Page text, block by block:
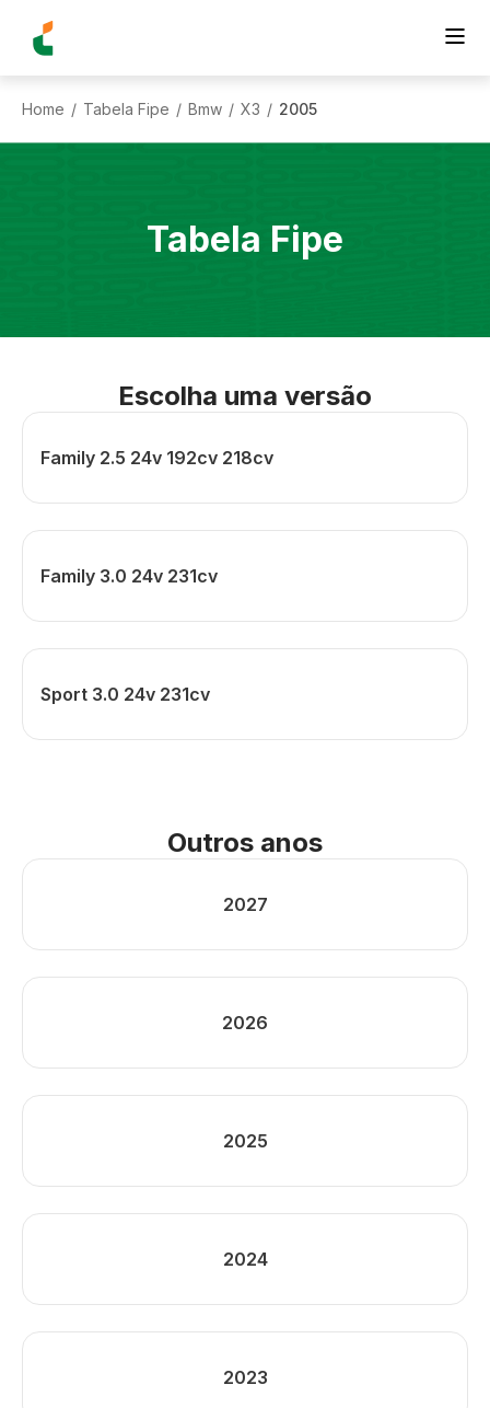
Home / Tabela Fipe / Bmw / X3 / 2005
Tabela Fipe
Escolha uma versão
Family 2.5 24v 192cv 218cv
Family 3.0 24v 231cv
Sport 3.0 24v 231cv
Outros anos
2027
2026
2025
2024
2023